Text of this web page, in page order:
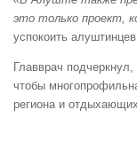
это только проект,
успокоить алуштинцев
Главврач
чтобы
региона и